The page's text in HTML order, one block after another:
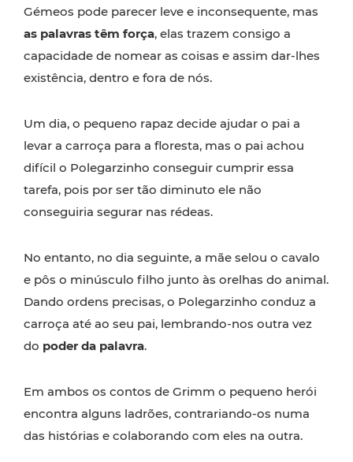
Gémeos pode parecer leve e inconsequente, mas
as palavras têm força, elas trazem consigo a
capacidade de nomear as coisas e assim dar-lhes
existência, dentro e fora de nós.
Um dia, o pequeno rapaz decide ajudar o pai a
levar a carroça para a floresta, mas o pai achou
difícil o Polegarzinho conseguir cumprir essa
tarefa, pois por ser tão diminuto ele não
conseguiria segurar nas rédeas.
No entanto, no dia seguinte, a mãe selou o cavalo
e pôs o minúsculo filho junto às orelhas do animal.
Dando ordens precisas, o Polegarzinho conduz a
carroça até ao seu pai, lembrando-nos outra vez
do poder da palavra.
Em ambos os contos de Grimm o pequeno herói
encontra alguns ladrões, contrariando-os numa
das histórias e colaborando com eles na outra.